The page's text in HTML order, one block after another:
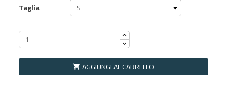
Taglia
 AGGIUNGI AL CARRELLO